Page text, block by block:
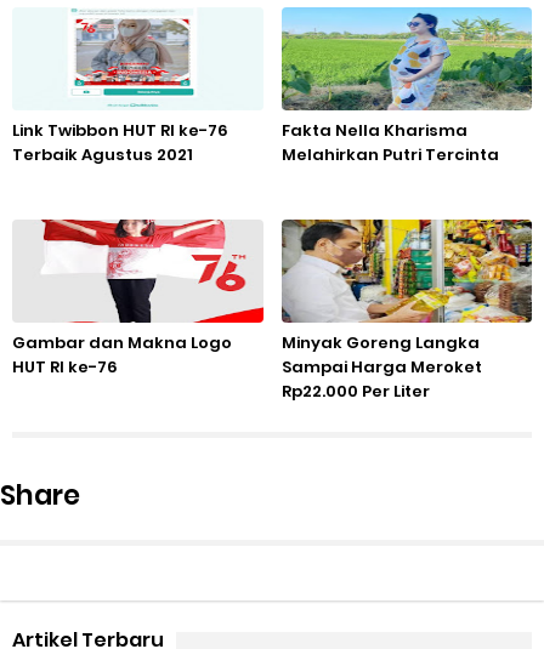
Link Twibbon HUT RI ke-76
Terbaik Agustus 2021
Fakta Nella Kharisma
Melahirkan Putri Tercinta
Gambar dan Makna Logo
HUT RI ke-76
Minyak Goreng Langka
Sampai Harga Meroket
Rp22.000 Per Liter
Share
Artikel Terbaru